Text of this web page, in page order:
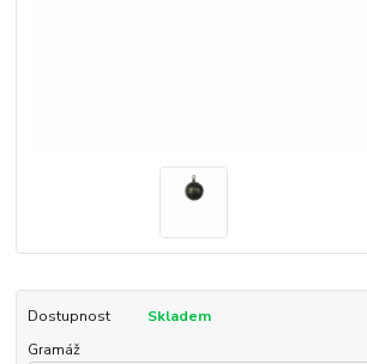
Dostupnost
Skladem
Gramáž